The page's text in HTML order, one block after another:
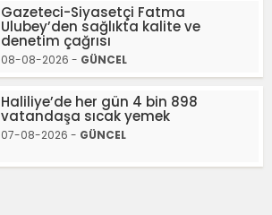
Gazeteci-Siyasetçi Fatma
Ulubey’den sağlıkta kalite ve
denetim çağrısı
08-08-2026 - GÜNCEL
Haliliye’de her gün 4 bin 898
vatandaşa sıcak yemek
07-08-2026 - GÜNCEL